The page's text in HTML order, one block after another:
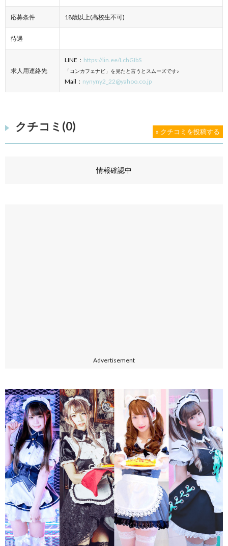
応募条件 18歳以上(高校生不可)
待遇
求人用連絡先
LINE： https://lin.ee/LchGIbS
「コンカフェナビ」を見たと言うとスムーズです♪
Mail： nynyny2_22@yahoo.co.jp
クチコミ(0) » クチコミを投稿する
情報確認中
Advertisement